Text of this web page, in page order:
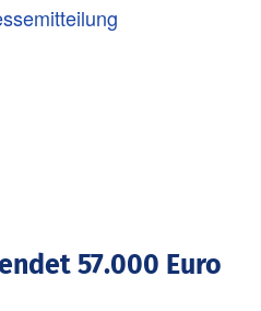
57.000 Euro